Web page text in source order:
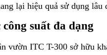
lại hiệu quả sử dụng
suất đa dạng
vườn ITC T-300 sở hữu